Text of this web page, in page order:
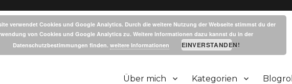
Über mich Kategorien Blogroll
verwendet Cookies und Google Analytics. Durch die weitere Nutzung der Webseite stimmst du der
von Cookies und Google Analytics zu. Weitere Informationen dazu kannst du in der
Datenschutzbestimmungen finden. weitere Informationen EINVERSTANDEN!